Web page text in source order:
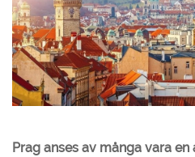
Prag anses av många vara